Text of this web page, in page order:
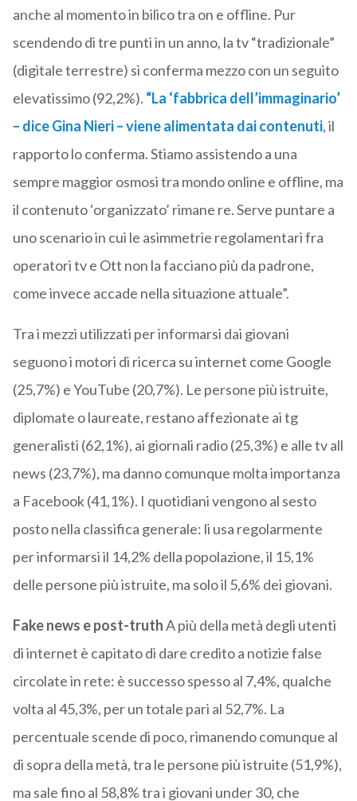
anche al momento in bilico tra on e offline. Pur
scendendo di tre punti in un anno, la tv “tradizionale”
(digitale terrestre) si conferma mezzo con un seguito
elevatissimo (92,2%). “La ‘fabbrica dell’immaginario’
– diceGina Nieri – viene alimentata dai contenuti, il
rapporto lo conferma. Stiamo assistendo a una
sempre maggior osmosi tra mondo online e offline, ma
il contenuto ‘organizzato’ rimane re. Serve puntare a
uno scenario in cui le asimmetrie regolamentari fra
operatori tv e Ott non la facciano più da padrone,
come invece accade nella situazione attuale”.
Tra i mezzi utilizzati per informarsi dai giovani
seguono i motori di ricerca su internet come Google
(25,7%) e YouTube (20,7%). Le persone più istruite,
diplomate o laureate, restano affezionate ai tg
generalisti (62,1%), ai giornali radio (25,3%) e alle tv all
news (23,7%), ma danno comunque molta importanza
a Facebook (41,1%). I quotidiani vengono al sesto
posto nella classifica generale: li usa regolarmente
per informarsi il 14,2% della popolazione, il 15,1%
delle persone più istruite, ma solo il 5,6% dei giovani.
Fake news e post-truthA più della metà degli utenti
di internet è capitato di dare credito a notizie false
circolate in rete: è successo spesso al 7,4%, qualche
volta al 45,3%, per un totale pari al 52,7%. La
percentuale scende di poco, rimanendo comunque al
di sopra della metà, tra le persone più istruite (51,9%),
ma sale fino al 58,8% tra i giovani under 30, che